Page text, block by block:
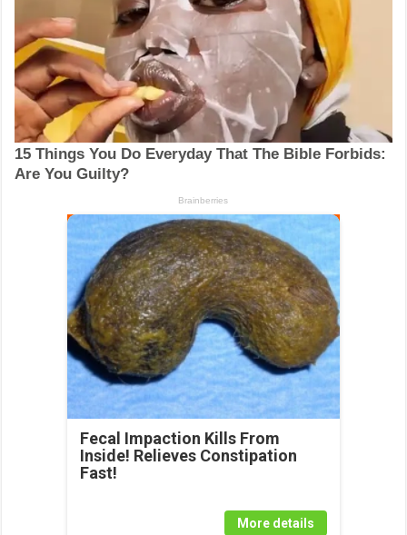
Fecal Impaction Kills From
Inside! Relieves Constipation
Fast!
More details